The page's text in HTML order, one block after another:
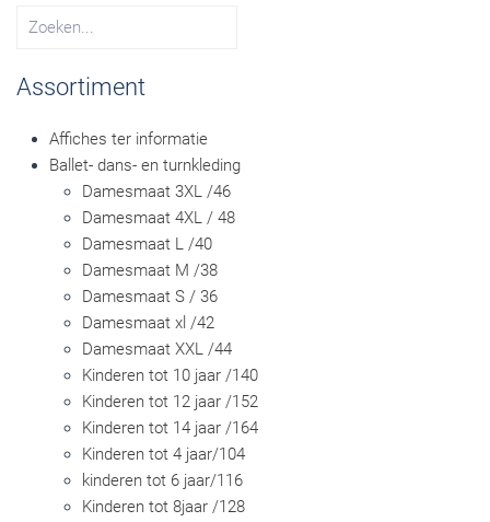
Assortiment
Affiches ter informatie
Ballet- dans- en turnkleding
Damesmaat 3XL /46
Damesmaat 4XL / 48
Damesmaat L /40
Damesmaat M /38
Damesmaat S / 36
Damesmaat xl /42
Damesmaat XXL /44
Kinderen tot 10 jaar /140
Kinderen tot 12 jaar /152
Kinderen tot 14 jaar /164
Kinderen tot 4 jaar/104
kinderen tot 6 jaar/116
Kinderen tot 8jaar /128